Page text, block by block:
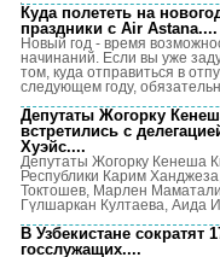
Куда полететь на
праздники с Air Astana....
Новый год - время
начинаний. Если вы уже
том, куда отправиться в
следующем году,
Депутаты Жогорку
встретились с
Хуэйс....
Депутаты Жогорку Кенеша
Республики Карим
Токтошев, Марлен
Гүлшаркан Култаева, Аида
В Узбекистане сократят
госслужащих....